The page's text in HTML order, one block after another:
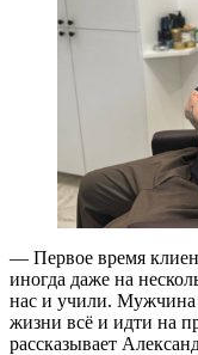
— Первое время
иногда даже на
нас и учили. Мужчина
жизни всё и идти на
рассказывает